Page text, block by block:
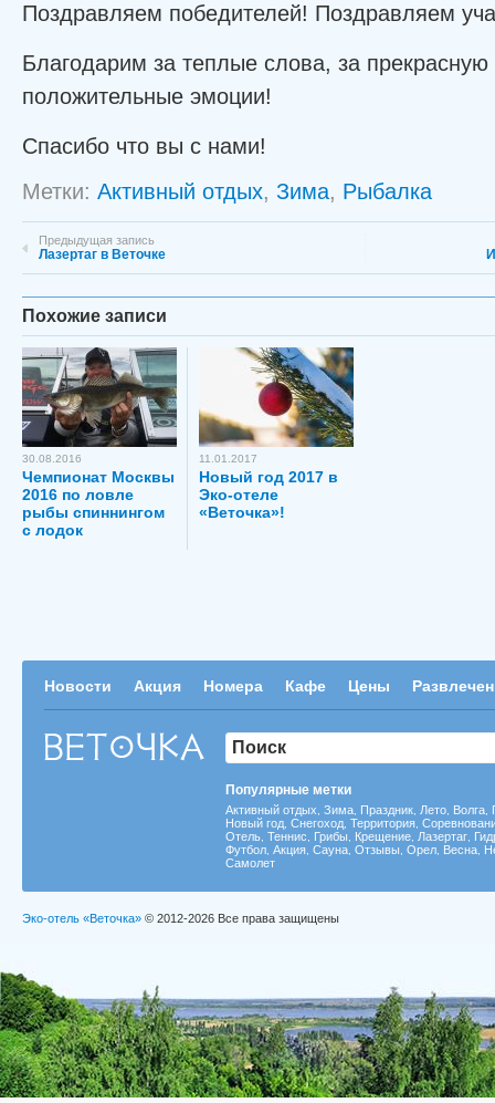
Поздравляем победителей! Поздравляем
Благодарим за теплые слова, за
положительные эмоции!
Спасибо что вы с нами!
Метки: Активный отдых, Зима, Рыбалка
Предыдущая запись
Лазертаг в Веточке
Похожие записи
30.08.2016
Чемпионат Москвы
2016 по ловле
рыбы спиннингом
с лодок
11.01.2017
Новый год 2017 в
Эко-отеле
«Веточка»!
Новости Акция Номера Кафе Цены
Популярные метки
Активный отдых, Зима, Праздник, Лето, Волга,
Новый год, Снегоход, Территория,
Отель, Теннис, Грибы, Крещение, Лазертаг,
Футбол, Акция, Сауна, Отзывы, Орел, Весна,
Самолет
Эко-отель «Веточка» © 2012-2026 Все права защищены